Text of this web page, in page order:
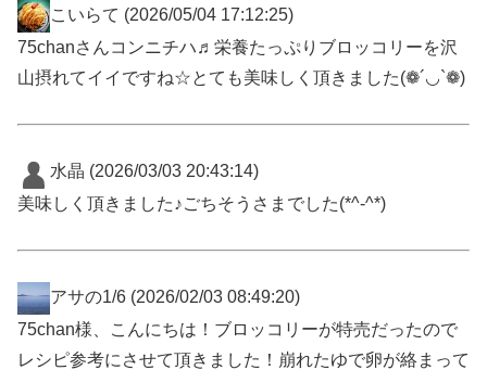
こいらて (2026/05/04 17:12:25)
75chanさんコンニチハ♬栄養たっぷりブロッコリーを沢
山摂れてイイですね☆とても美味しく頂きました(❁´◡`❁)
水晶 (2026/03/03 20:43:14)
美味しく頂きました♪ごちそうさまでした(*^-^*)
アサの1/6 (2026/02/03 08:49:20)
75chan様、こんにちは！ブロッコリーが特売だったので
レシピ参考にさせて頂きました！崩れたゆで卵が絡まって